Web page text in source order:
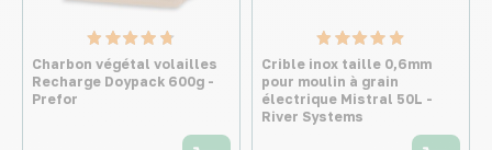
Charbon végétal volailles
Recharge Doypack 600g -
Prefor
Crible inox taille 0,6mm
pour moulin à grain
électrique Mistral 50L -
River Systems